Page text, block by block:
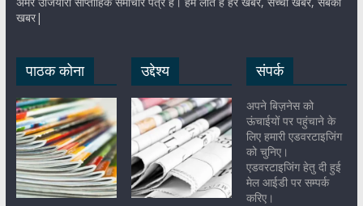
खबर|
पाठक कोना उद्देश्य संपर्क
अपने बिज़नेस को
ऊंचाईयों पर पहुंचाने के
लिए हमारी एडवरटाइजिंग
को चुनिए।
एडवरटाइजिंग हेतु दी हुई
मेल आईडी पर सम्पर्क
करिए।